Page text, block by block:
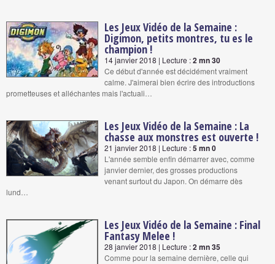
Les Jeux Vidéo de la Semaine :
Digimon, petits montres, tu es le
champion !
14 janvier 2018 | Lecture :2 mn 30
Ce début d'année est décidément vraiment
calme. J'aimerai bien écrire des introductions
prometteuses et alléchantes mais l'actuali…
Les Jeux Vidéo de la Semaine : La
chasse aux monstres est ouverte !
21 janvier 2018 | Lecture :5 mn 0
L'année semble enfin démarrer avec, comme
janvier dernier, des grosses productions
venant surtout du Japon. On démarre dès
lund…
Les Jeux Vidéo de la Semaine : Final
Fantasy Melee !
28 janvier 2018 | Lecture :2 mn 35
Comme pour la semaine dernière, celle qui